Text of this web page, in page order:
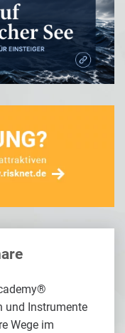
und Instrumente
Wege im